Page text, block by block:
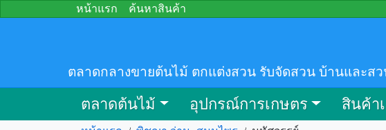
หน้าแรก ค้นหาสินค้า
ตลาดกลางขายต้นไม้ ตกแต่งสวน รับจัดสวน บ้านและส
ตลาดต้นไม้ อุปกรณ์การเกษตร สินค้า